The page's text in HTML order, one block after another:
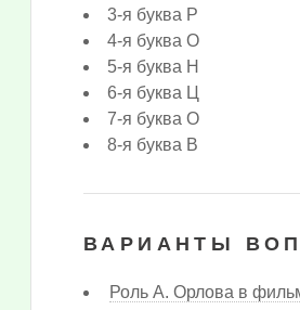
3-я буква Р
4-я буква О
5-я буква Н
6-я буква Ц
7-я буква О
8-я буква В
ВАРИАНТЫ
Роль А. Орлова в